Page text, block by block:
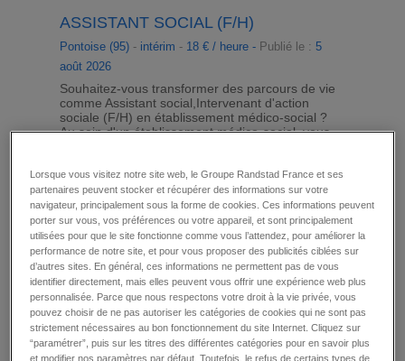
ASSISTANT SOCIAL (F/H)
Pontoise (95)- intérim - 18 € / heure - Publié le : 5
août 2026
Souhaitez-vous transformer des parcours de vie
comme Assistant social,Intervenant d'action
sociale (F/H) en établissement médico-social ?
Au sein d'un établissement médico-social, vous
accueillez les résident·e·s et assurez leur
accompagnement social et juridique, de l'entrée
jusqu'à la sortie du dispositif - Vous animez des
actions collectives favorisant l'accès au
logement, à la santé et à l'insertion ...
détail ajouter à ma sélection
ASSISTANT SOCIAL (F/H)
Lorsque vous visitez notre site web, le Groupe Randstad France et ses
partenaires peuvent stocker et récupérer des informations sur votre
navigateur, principalement sous la forme de cookies. Ces informations peuvent
porter sur vous, vos préférences ou votre appareil, et sont principalement
utilisées pour que le site fonctionne comme vous l’attendez, pour améliorer la
performance de notre site, et pour vous proposer des publicités ciblées sur
d’autres sites. En général, ces informations ne permettent pas de vous
identifier directement, mais elles peuvent vous offrir une expérience web plus
personnalisée. Parce que nous respectons votre droit à la vie privée, vous
pouvez choisir de ne pas autoriser les catégories de cookies qui ne sont pas
strictement nécessaires au bon fonctionnement du site Internet. Cliquez sur
“paramétrer”, puis sur les titres des différentes catégories pour en savoir plus
et modifier nos paramètres par défaut. Toutefois, le refus de certains types de